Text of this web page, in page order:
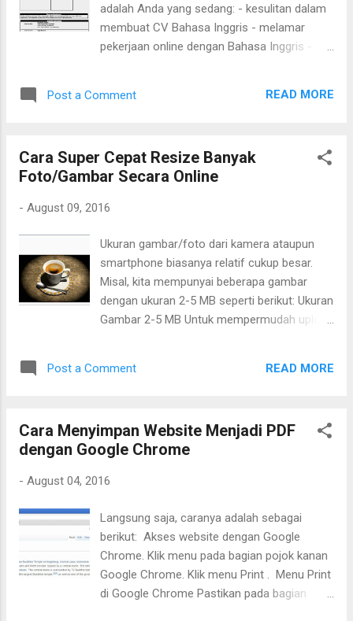
adalah Anda yang sedang: - kesulitan dalam
membuat CV Bahasa Inggris - melamar
pekerjaan online dengan Bahasa Inggris -
Contoh CV dengan format .doc (MS Word) -
menggunakan template CV
Post a Comment READ MORE
Cara Super Cepat Resize Banyak
Foto/Gambar Secara Online
- August 09, 2016
Ukuran gambar/foto dari kamera ataupun
smartphone biasanya relatif cukup besar.
Misal, kita mempunyai beberapa gambar
dengan ukuran 2-5 MB seperti berikut: Ukuran
Gambar 2-5 MB Untuk mempermudah upload
untuk resize semua gambar yang kita miliki
Post a Comment READ MORE
Cara Menyimpan Website Menjadi PDF
dengan Google Chrome
- August 04, 2016
Langsung saja, caranya adalah sebagai
berikut: Akses website dengan Google
Chrome. Klik menu pada bagian pojok kanan
Google Chrome. Klik menu Print . Menu Print
di Google Chrome Pastikan pada bagian